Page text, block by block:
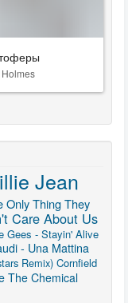
Jean
Only Thing They
Care About Us
Gees - Stayin' Alive
- Una Mattina
Remix) Cornfield
The Chemical